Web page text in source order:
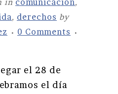
in comunicacion,
, derechos by
0 Comments
el 28 de
el día